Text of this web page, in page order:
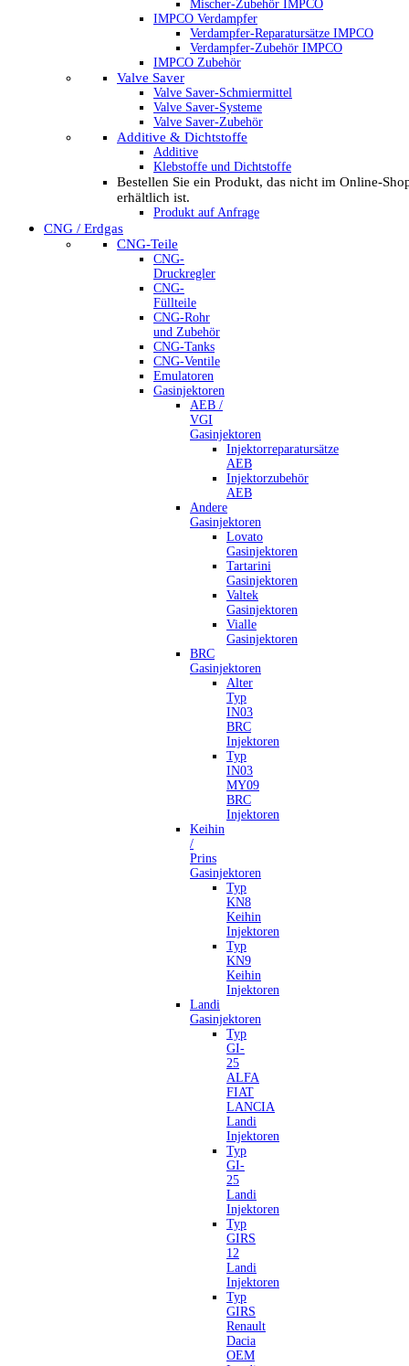
Mischer-Zubehör IMPCO
IMPCO Verdampfer
Verdampfer-Reparatursätze IMPCO
Verdampfer-Zubehör IMPCO
IMPCO Zubehör
Valve Saver
Valve Saver-Schmiermittel
Valve Saver-Systeme
Valve Saver-Zubehör
Additive & Dichtstoffe
Additive
Klebstoffe und Dichtstoffe
Bestellen Sie ein Produkt, das nicht im Online-
erhältlich ist.
Produkt auf Anfrage
CNG / Erdgas
CNG-Teile
CNG-
Druckregler
CNG-
Füllteile
CNG-Rohr
und Zubehör
CNG-Tanks
CNG-Ventile
Emulatoren
Gasinjektoren
AEB /
VGI
Gasinjektoren
Injektorreparatursätze
AEB
Injektorzubehör
AEB
Andere
Gasinjektoren
Lovato
Gasinjektoren
Tartarini
Gasinjektoren
Valtek
Gasinjektoren
Vialle
Gasinjektoren
BRC
Gasinjektoren
Alter
Typ
IN03
BRC
Injektoren
Typ
IN03
MY09
BRC
Injektoren
Keihin
/
Prins
Gasinjektoren
Typ
KN8
Keihin
Injektoren
Typ
KN9
Keihin
Injektoren
Landi
Gasinjektoren
Typ
GI-
25
ALFA
FIAT
LANCIA
Landi
Injektoren
Typ
GI-
25
Landi
Injektoren
Typ
GIRS
12
Landi
Injektoren
Typ
GIRS
Renault
Dacia
OEM